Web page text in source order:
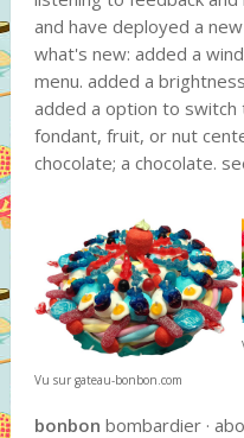
and have deployed a
what's new: added a
menu. added a
added a option to switch
fondant, fruit, or nut
chocolate; a chocolate.
Vu sur gateau-bonbon.com
bonbon bombardier ·